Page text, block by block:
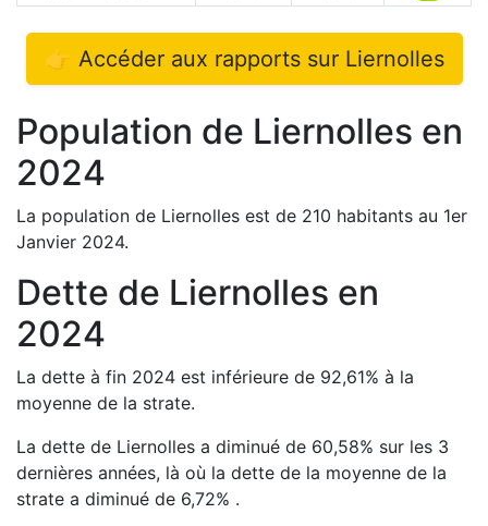
👉 Accéder aux rapports sur Liernolles
Population de Liernolles en
2024
La population de Liernolles est de 210 habitants au 1er
Janvier 2024.
Dette de Liernolles en
2024
La dette à fin 2024 est inférieure de 92,61% à la
moyenne de la strate.
La dette de Liernolles a diminué de 60,58% sur les 3
dernières années, là où la dette de la moyenne de la
strate a diminué de 6,72% .